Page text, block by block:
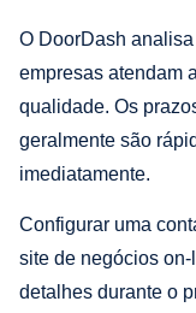
O DoorDash
empresas atendam
qualidade. Os
geralmente são
imediatamente.
Configurar uma
site de negócios
detalhes durante o